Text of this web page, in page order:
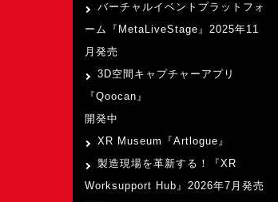
バーチャルイベントプラットフォ
ーム『MetaLiveStage』2025年11
月発売
3D空間キャプチャーアプリ
『Qoocan』
開発中
XR Museum『Artlogue』
製造現場を革新する！『XR
Worksupport Hub』2026年7月発売